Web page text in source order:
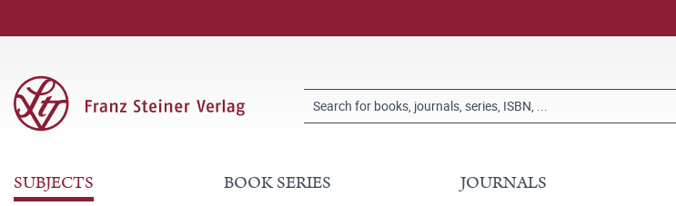
SUBJECTS BOOK SERIES JOURNALS